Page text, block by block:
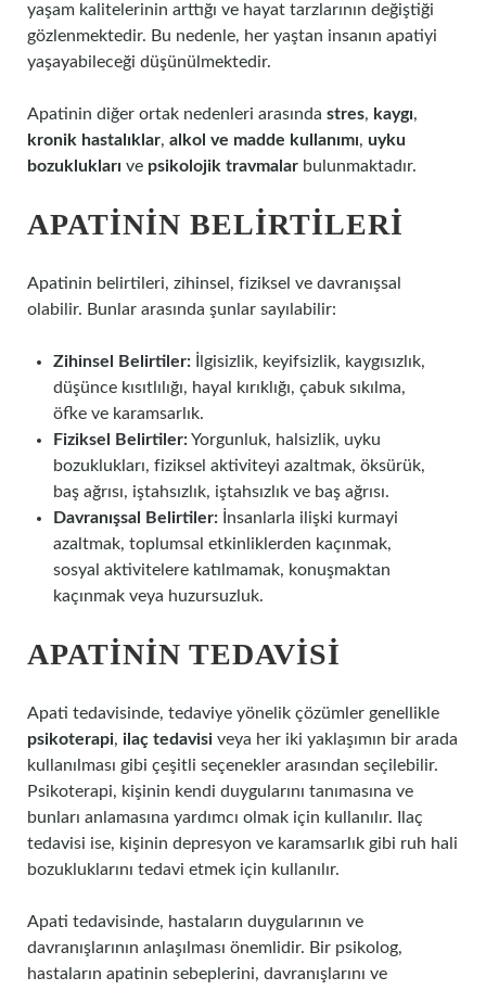
yaşam kalitelerinin arttığı ve hayat tarzlarının değiştiği
gözlenmektedir. Bu nedenle, her yaştan insanın apatiyi
yaşayabileceği düşünülmektedir.
Apatinin diğer ortak nedenleri arasında stres, kaygı,
kronik hastalıklar, alkol ve madde kullanımı, uyku
bozuklukları ve psikolojik travmalar bulunmaktadır.
APATININ BELIRTILERI
Apatinin belirtileri, zihinsel, fiziksel ve davranışsal
olabilir. Bunlar arasında şunlar sayılabilir:
Zihinsel Belirtiler: İlgisizlik, keyifsizlik, kaygısızlık,
düşünce kısıtlılığı, hayal kırıklığı, çabuk sıkılma,
öfke ve karamsarlık.
Fiziksel Belirtiler:Yorgunluk, halsizlik, uyku
bozuklukları, fiziksel aktiviteyi azaltmak, öksürük,
baş ağrısı, iştahsızlık, iştahsızlık ve baş ağrısı.
Davranışsal Belirtiler: İnsanlarla ilişki kurmayi
azaltmak, toplumsal etkinliklerden kaçınmak,
sosyal aktivitelere katılmamak, konuşmaktan
kaçınmak veya huzursuzluk.
APATININ TEDAVISI
Apati tedavisinde, tedaviye yönelik çözümler genellikle
psikoterapi, ilaç tedavisi veya her iki yaklaşımın bir arada
kullanılması gibi çeşitli seçenekler arasından seçilebilir.
Psikoterapi, kişinin kendi duygularını tanımasına ve
bunları anlamasına yardımcı olmak için kullanılır. Ilaç
tedavisi ise, kişinin depresyon ve karamsarlık gibi ruh hali
bozukluklarını tedavi etmek için kullanılır.
Apati tedavisinde, hastaların duygularının ve
davranışlarının anlaşılması önemlidir. Bir psikolog,
hastaların apatinin sebeplerini, davranışlarını ve